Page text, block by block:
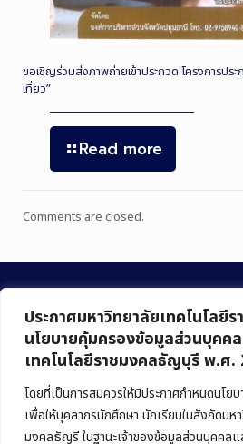
ประกาศมหาวิทยาลัยเทคโนโลยี
นโยบายคุ้มครองข้อมูลส่วนบุคค
เทคโนโลยีราชมงคลธัญบุรี พ.ศ.
โดยที่เป็นการสมควรให้มีประกาศกำหนดนโ
เพื่อให้บุคลากรนักศึกษา นักเรียนในสังกัดมห
มงคลธัญรี ในฐานะเจ้าของข้อมูลส่วนบุคคล
ขอเชิญร่วมส่งภาพถ่ายเข้าประกวด โครงการปร
เที่ยว”
Read more
Comments are closed.
คณะบริหารธุรกิจ
มหาวิทยาลัยเทคโนโลยีราชมงคลธัญบุรี
39 หมู่ 1 ถนนรังสิต-นครนายก ตำบลคลองหก